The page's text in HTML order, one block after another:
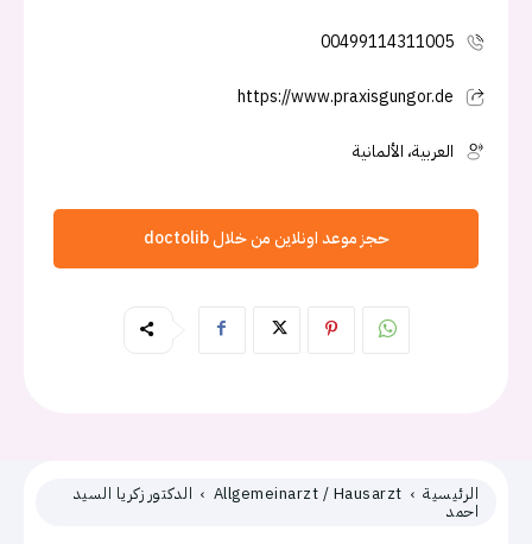
الرئيسية Allgemeinarzt / Hausarzt الدكتور زكريا السيد
احمد
00499114311005
https://www.praxisgungor.de
العربية، الألمانية
حجز موعد اونلاين من خلال doctolib